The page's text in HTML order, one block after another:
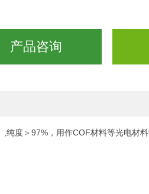
产品咨询
,纯度＞97%，用作COF材料等光电材